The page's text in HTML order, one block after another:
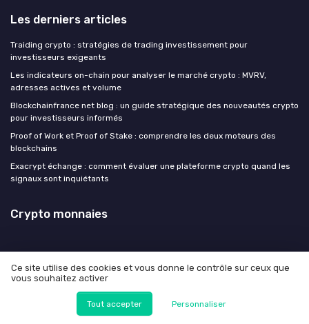
Les derniers articles
Traiding crypto : stratégies de trading investissement pour
investisseurs exigeants
Les indicateurs on-chain pour analyser le marché crypto : MVRV,
adresses actives et volume
Blockchainfrance net blog : un guide stratégique des nouveautés crypto
pour investisseurs informés
Proof of Work et Proof of Stake : comprendre les deux moteurs des
blockchains
Exacrypt échange : comment évaluer une plateforme crypto quand les
signaux sont inquiétants
Crypto monnaies
Mentions légales
© Crypto monnaies 2026
Ce site utilise des cookies et vous donne le contrôle sur ceux que
vous souhaitez activer
Tout accepter Personnaliser